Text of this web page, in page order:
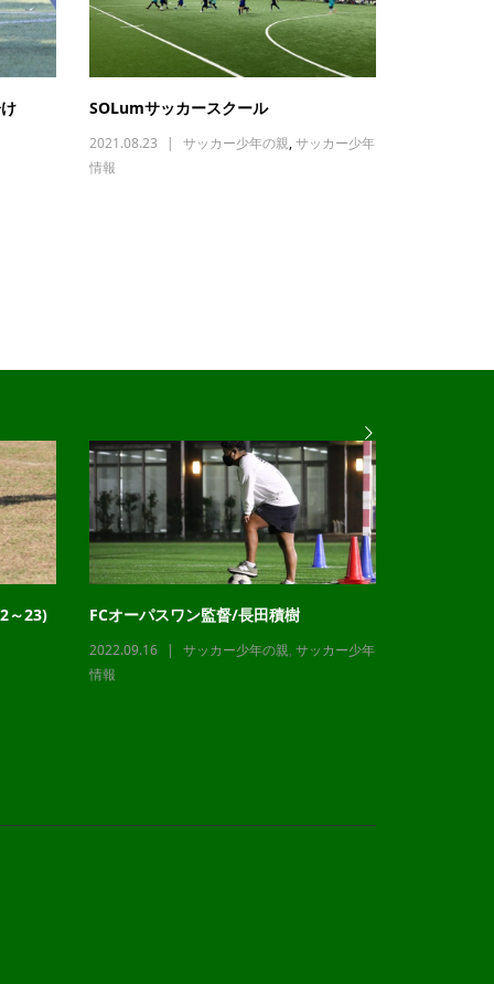
SOLumサッカースクール
2021.08.23 サッカー少年の親,サッカー少年
情報
～23) FCオーパスワン監督/長田積樹
2022.09.16 サッカー少年の親, サッカー少年
情報